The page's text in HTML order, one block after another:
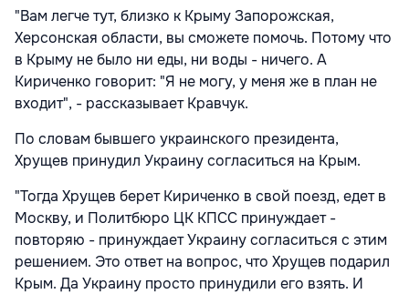
"Вам легче тут, близко к Крыму Запорожская,
Херсонская области, вы сможете помочь. Потому что
в Крыму не было ни еды, ни воды - ничего. А
Кириченко говорит: "Я не могу, у меня же в план не
входит", - рассказывает Кравчук.
По словам бывшего украинского президента,
Хрущев принудил Украину согласиться на Крым.
"Тогда Хрущев берет Кириченко в свой поезд, едет в
Москву, и Политбюро ЦК КПСС принуждает -
повторяю - принуждает Украину согласиться с этим
решением. Это ответ на вопрос, что Хрущев подарил
Крым. Да Украину просто принудили его взять. И